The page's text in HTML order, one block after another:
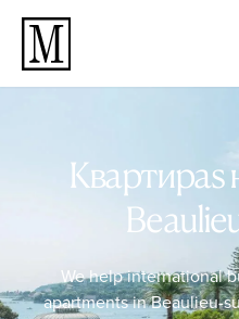
Квартираs
We help international
apartments in Beaulieu-